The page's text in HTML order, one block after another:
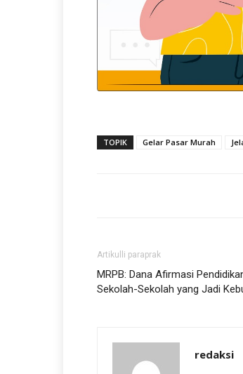
TOPIK Gelar Pasar Murah
Artikulli paraprak
MRPB: Dana Afirmasi
Sekolah-Sekolah yang Jadi
redaksi